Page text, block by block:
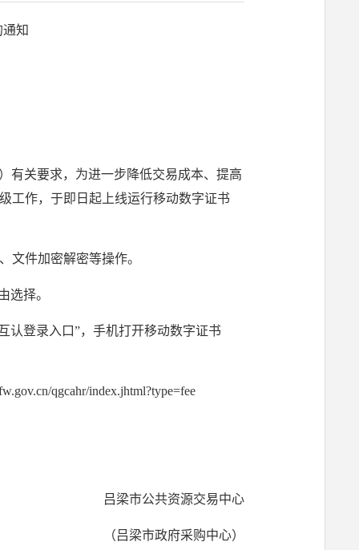
知
有关要求，为进一步降低交易成本、提高
工作，于即日起上线运行移动数字证书
文件加密解密等操作。
选择。
认登录入口”，手机打开移动数字证书
qgcahr/index.jhtml?type=fee
吕梁市公共资源交易中心
（吕梁市政府采购中心）